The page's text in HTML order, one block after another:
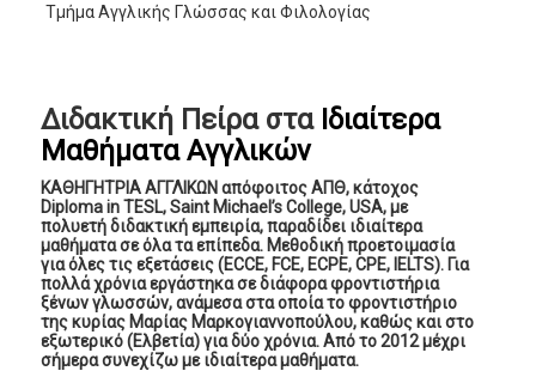
Τμήμα Αγγλικής Γλώσσας και Φιλολογίας
Διδακτική Πείρα στα Ιδιαίτερα
Μαθήματα Αγγλικών
ΚΑΘΗΓΗΤΡΙΑ ΑΓΓΛΙΚΩΝ απόφοιτος ΑΠΘ, κάτοχος
Diploma in TESL, Saint Michael’s College, USA, με
πολυετή διδακτική εμπειρία, παραδίδει ιδιαίτερα
μαθήματα σε όλα τα επίπεδα. Μεθοδική προετοιμασία
για όλες τις εξετάσεις (ECCE, FCE, ECPE, CPE, IELTS). Για
πολλά χρόνια εργάστηκα σε διάφορα φροντιστήρια
ξένων γλωσσών, ανάμεσα στα οποία το φροντιστήριο
της κυρίας Μαρίας Μαρκογιαννοπούλου, καθώς και στο
εξωτερικό (Ελβετία) για δύο χρόνια. Από το 2012 μέχρι
σήμερα συνεχίζω με ιδιαίτερα μαθήματα.